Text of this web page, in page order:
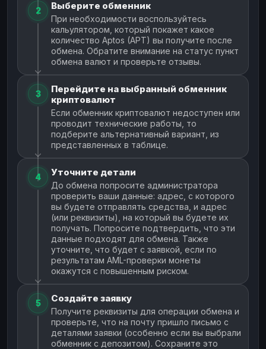
2 Выберите обменник
При необходимости воспользуйтесь
кальулятором, который покажет какое
количество Aptos (APT) вы получите после
обмена. Обратите внимание на статус пункт
обмена валют и проверьте отзывы.
3
Перейдите на выбранный обменник
криптовалют
Если обменник криптовалют недоступен или
проводит технические работы, то
подберите альтернативный вариант, из
представленных в таблице.
4 Уточните детали
До обмена попросите администратора
проверить ваши данные: адрес, с которого
вы будете отправлять средства, и адрес
(или реквизиты), на который вы будете их
получать. Попросите подтвердить, что эти
данные подходят для обмена. Также
уточните, что будет с заявкой, если по
результатам AML-проверки монеты
окажутся с повышенным риском.
5 Создайте заявку
Получите реквизиты для операции обмена и
проверьте, что на почту пришло письмо с
деталями заявки (особенно если вы выбрали
обменник с депозитом). Сохраните это